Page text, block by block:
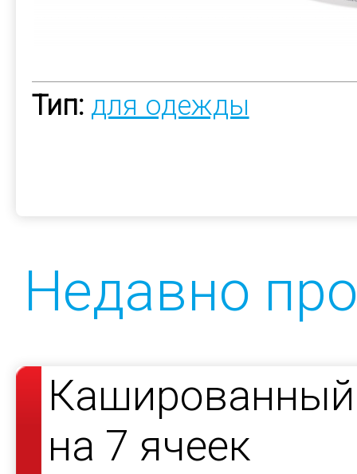
Тип: для одежды
Недавно
Кашированный
на 7 ячеек